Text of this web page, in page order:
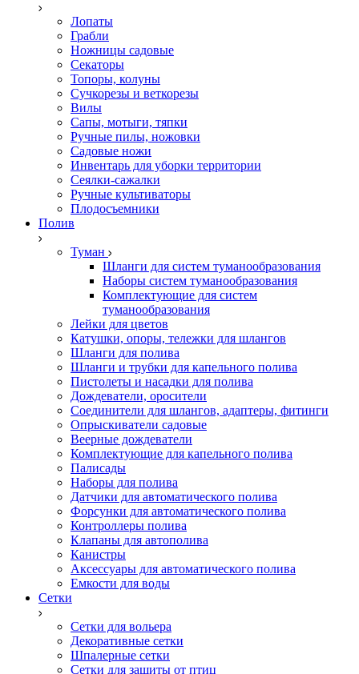
Лопаты
Грабли
Ножницы садовые
Секаторы
Топоры, колуны
Сучкорезы и веткорезы
Вилы
Сапы, мотыги, тяпки
Ручные пилы, ножовки
Садовые ножи
Инвентарь для уборки территории
Сеялки-сажалки
Ручные культиваторы
Плодосъемники
Полив
Туман
Шланги для систем туманообразования
Наборы систем туманообразования
Комплектующие для систем
туманообразования
Лейки для цветов
Катушки, опоры, тележки для шлангов
Шланги для полива
Шланги и трубки для капельного полива
Пистолеты и насадки для полива
Дождеватели, оросители
Соединители для шлангов, адаптеры, фитинги
Опрыскиватели садовые
Веерные дождеватели
Комплектующие для капельного полива
Палисады
Наборы для полива
Датчики для автоматического полива
Форсунки для автоматического полива
Контроллеры полива
Клапаны для автополива
Канистры
Аксессуары для автоматического полива
Емкости для воды
Сетки
Сетки для вольера
Декоративные сетки
Шпалерные сетки
Сетки для защиты от птиц